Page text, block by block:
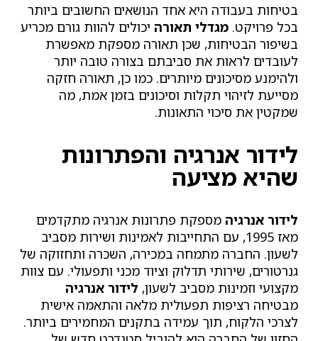
בטיחות בעבודה היא אחד הנושאים החשובים ביותר
בכל פרויקט.מגדלי תאורהיכולים להוות גורם מכריע
בשיפור הבטיחות, שכן תאורה מספקת מאפשרת
לעובדים לראות את סביבתם בצורה טובה יותר
ולהימנע מסיכונים מיותרים. כמו כן, תאורה חזקה
מסייעת לזיהוי תקלות וסיכונים בזמן אמת, מה
שמקטין את סיכוי התאונות.
לידור אנרגיה והפתרונות
שהיא מציעה
לידור אנרגיהמספקת פתרונות אנרגיה מתקדמים
מאז 1995, עם התחייבות לאמינות ושירות מסביב
לשעון. החברה מתמחה במכירה, השכרה ותחזוקה של
גנרטורים, שירותי תדלוק וציוד מכני ותפעולי. עם צוות
מקצועי וזמינות מסביב לשעון,לידור אנרגיה
מבטיחה רציפות תפעולית מלאה והתאמה אישית
לצרכי הלקוח, תוך עמידה בתקנים המחמירים ביותר.